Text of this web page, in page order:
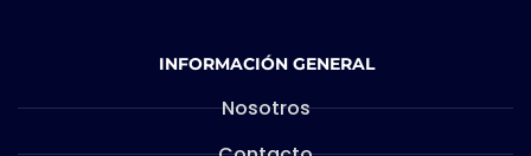
INFORMACIÓN GENERAL
Nosotros